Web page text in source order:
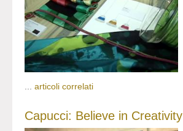
... articoli correlati
Capucci: Believe in Creativity